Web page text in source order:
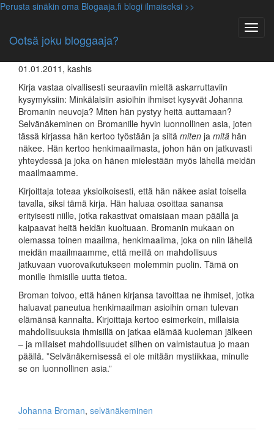
Perusta sinäkin oma Blogaaja.fi blogi ilmaiseksi >>
Ootsä joku bloggaaja?
Kirjallisuus
Johanna Broman – Selvänäkijän
maailmat
01.01.2011, kashis
Kirja vastaa oivallisesti seuraaviin mieltä askarruttaviin
kysymyksiin: Minkälaisiin asioihin ihmiset kysyvät Johanna
Bromanin neuvoja? Miten hän pystyy heitä auttamaan?
Selvänäkeminen on Bromanille hyvin luonnollinen asia, joten
tässä kirjassa hän kertoo työstään ja siitä miten ja mitä hän
näkee. Hän kertoo henkimaailmasta, johon hän on jatkuvasti
yhteydessä ja joka on hänen mielestään myös lähellä meidän
maailmaamme.
Kirjoittaja toteaa yksioikoisesti, että hän näkee asiat toisella
tavalla, siksi tämä kirja. Hän haluaa osoittaa sanansa
erityisesti niille, jotka rakastivat omaisiaan maan päällä ja
kaipaavat heitä heidän kuoltuaan. Bromanin mukaan on
olemassa toinen maailma, henkimaailma, joka on niin lähellä
meidän maailmaamme, että meillä on mahdollisuus
jatkuvaan vuorovaikutukseen molemmin puolin. Tämä on
monille ihmisille uutta tietoa.
Broman toivoo, että hänen kirjansa tavoittaa ne ihmiset, jotka
haluavat paneutua henkimaailman asioihin oman tulevan
elämänsä kannalta. Kirjoittaja kertoo esimerkein, millaisia
mahdollisuuksia ihmisillä on jatkaa elämää kuoleman jälkeen
– ja millaiset mahdollisuudet siihen on valmistautua jo maan
päällä. ”Selvänäkemisessä ei ole mitään mystiikkaa, minulle
se on luonnollinen asia.”
Johanna Broman, selvänäkeminen